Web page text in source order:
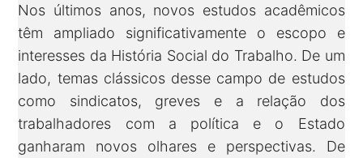
Nos últimos anos, novos estudos acadêmicos
têm ampliado significativamente o escopo e
interesses da História Social do Trabalho. De um
lado, temas clássicos desse campo de estudos
como sindicatos, greves e a relação dos
trabalhadores com a política e o Estado
ganharam novos olhares e perspectivas. De